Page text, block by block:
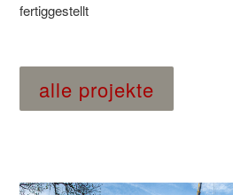
fertiggestellt
alle projekte